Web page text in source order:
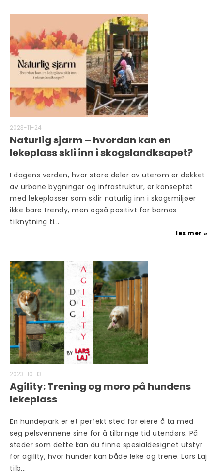
2023-11-24
Naturlig sjarm – hvordan kan en
lekeplass skli inn i skogslandksapet?
I dagens verden, hvor store deler av uterom er dekket
av urbane bygninger og infrastruktur, er konseptet
med lekeplasser som sklir naturlig inn i skogsmiljøer
ikke bare trendy, men også positivt for barnas
tilknytning ti...
les mer
2023-10-13
Agility: Trening og moro på hundens
lekeplass
En hundepark er et perfekt sted for eiere å ta med
seg pelsvennene sine for å tilbringe tid utendørs. På
steder som dette kan du finne spesialdesignet utstyr
for agility, hvor hunder kan både leke og trene. Lars Laj
tilb...